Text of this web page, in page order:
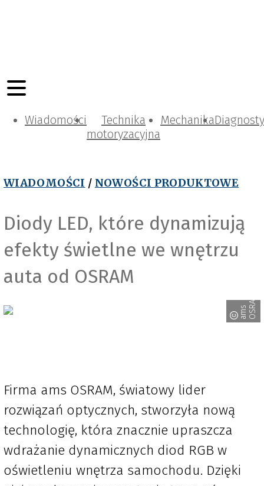
Wiadomości
Technika
motoryzacyjna
Mechanika
WIADOMOŚCI / NOWOŚCI PRODUKTOWE
Diody LED, które dynamizują
efekty świetlne we wnętrzu
auta od OSRAM
a
m
s
O
S
R
AM
Firma ams OSRAM, światowy lider
rozwiązań optycznych, stworzyła nową
technologię, która znacznie upraszcza
wdrażanie dynamicznych diod RGB w
oświetleniu wnętrza samochodu. Dzięki